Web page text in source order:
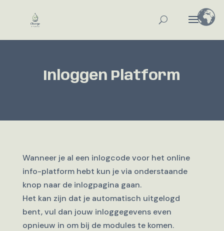
Inloggen Platform
Wanneer je al een inlogcode voor het online
info-platform hebt kun je via onderstaande
knop naar de inlogpagina gaan.
Het kan zijn dat je automatisch uitgelogd
bent, vul dan jouw inloggegevens even
opnieuw in om bij de modules te komen.